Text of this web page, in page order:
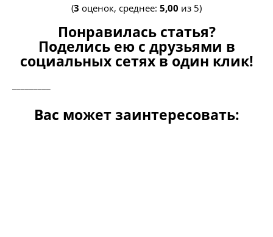
(3 оценок, среднее: 5,00 из 5)
Понравилась статья?
Поделись ею с друзьями в
социальных сетях в один клик!
Вас может заинтересовать: